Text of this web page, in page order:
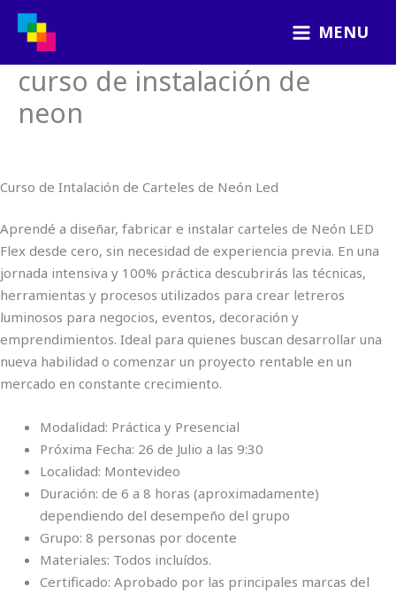
contenido
MENU
curso de instalación de
neon
Curso de Intalación de Carteles de Neón Led
Aprendé a diseñar, fabricar e instalar carteles de Neón LED
Flex desde cero, sin necesidad de experiencia previa. En una
jornada intensiva y 100% práctica descubrirás las técnicas,
herramientas y procesos utilizados para crear letreros
luminosos para negocios, eventos, decoración y
emprendimientos. Ideal para quienes buscan desarrollar una
nueva habilidad o comenzar un proyecto rentable en un
mercado en constante crecimiento.
Modalidad: Práctica y Presencial
Próxima Fecha: 26 de Julio a las 9:30
Localidad: Montevideo
Duración: de 6 a 8 horas (aproximadamente)
dependiendo del desempeño del grupo
Grupo: 8 personas por docente
Materiales: Todos incluídos.
Certificado: Aprobado por las principales marcas del